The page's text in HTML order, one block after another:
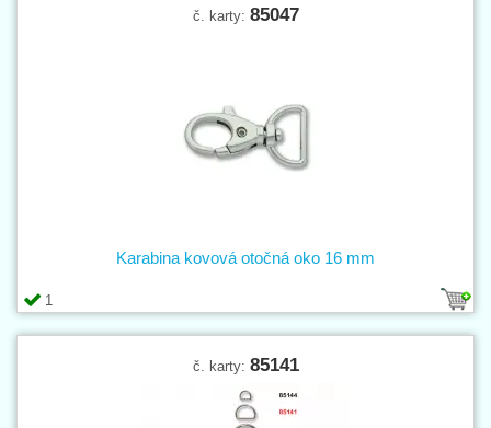
č. karty: 85047
1
Karabina kovová otočná oko 16 mm
č. karty: 85141